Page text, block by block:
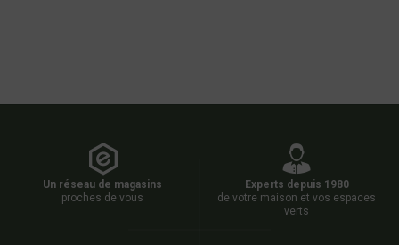
Un réseau de magasins
proches de vous
Experts depuis 1980
de votre maison et vos espaces
verts